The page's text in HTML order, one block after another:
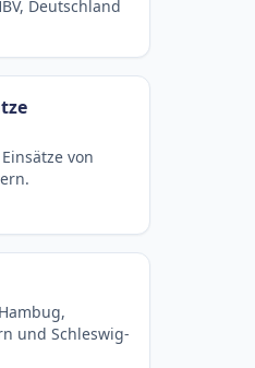
Deutschland
von
und Schleswig-